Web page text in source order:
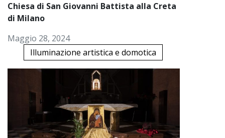
Chiesa di San Giovanni Battista alla Creta
di Milano
Maggio 28, 2024
Illuminazione artistica e domotica